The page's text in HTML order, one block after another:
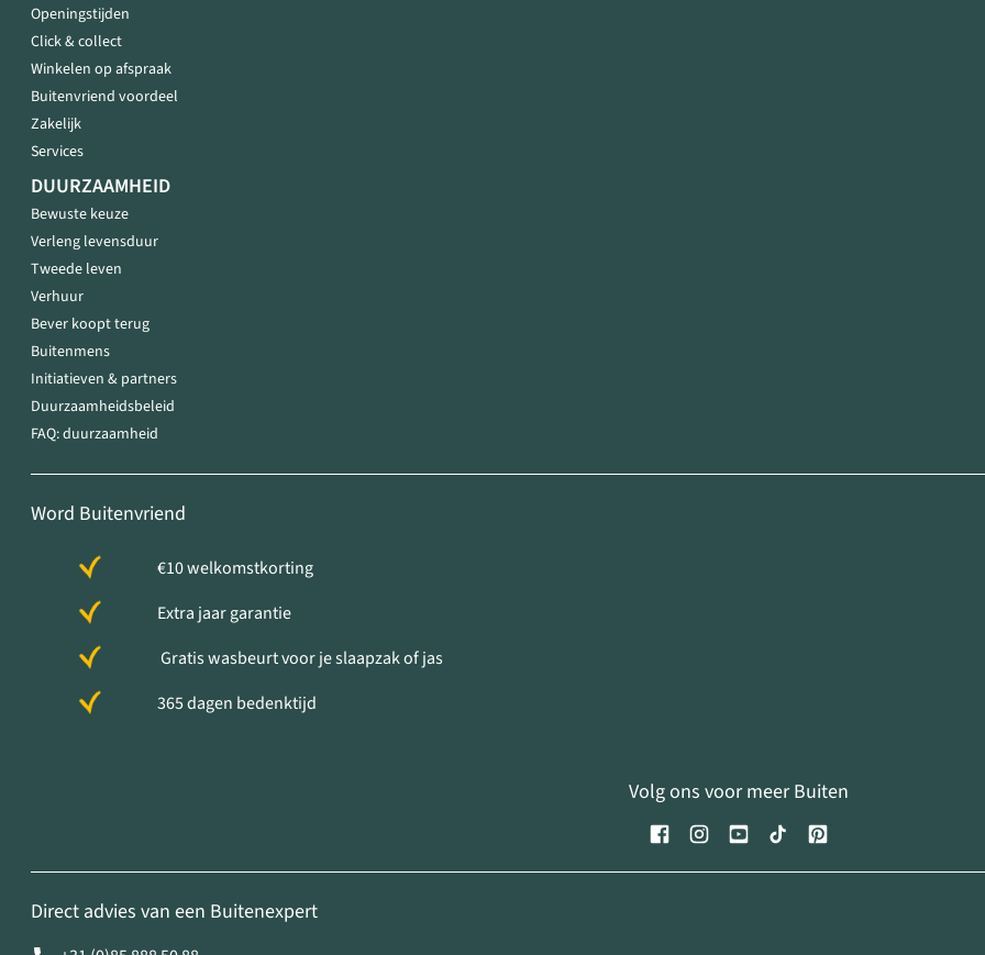
Openingstijden
Click & collect
Winkelen op afspraak
Buitenvriend voordeel
Zakelijk
Services
DUURZAAMHEID
Bewuste keuze
Verleng levensduur
Tweede leven
Verhuur
Bever koopt terug
Buitenmens
Initiatieven & partners
Duurzaamheidsbeleid
FAQ: duurzaamheid
Word Buitenvriend
€10 welkomstkorting
Extra jaar garantie
Gratis wasbeurt voor je slaapzak of jas
365 dagen bedenktijd
Volg ons voor meer Buiten
Direct advies van een Buitenexpert